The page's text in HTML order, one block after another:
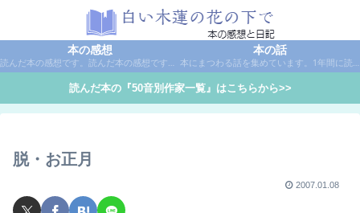
本の感想
読んだ本の感想です。読んだ本の感想です。本は作家名で50音別に分類しています。
本の話
本にまつわる話を集めています。1年間に読んだ本の総括や、本に関する話題など。
読んだ本の『50音別作家一覧』はこちらから>>
脱・お正月
2007.01.08